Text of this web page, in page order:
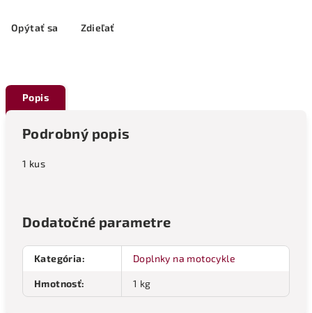
Opýtať sa Zdieľať
Popis
Podrobný popis
1 kus
Dodatočné parametre
Kategória: Doplnky na motocykle
Hmotnosť: 1 kg